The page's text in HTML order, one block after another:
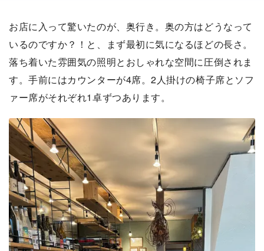
お店に入って驚いたのが、奥行き。奥の方はどうなって
いるのですか？！と、まず最初に気になるほどの長さ。
落ち着いた雰囲気の照明とおしゃれな空間に圧倒されま
す。手前にはカウンターが4席。2人掛けの椅子席とソフ
ァー席がそれぞれ1卓ずつあります。